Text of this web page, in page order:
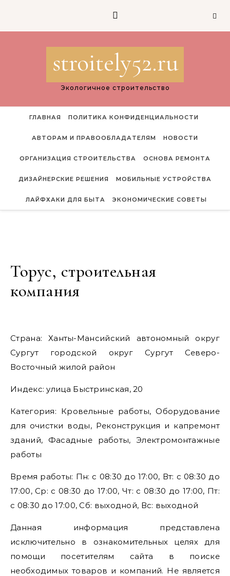
stroitely52.ru
Экологичное строительство
ГЛАВНАЯ ПОЛИТИКА КОНФИДЕНЦИАЛЬНОСТИ
АВТОРАМ И ПРАВООБЛАДАТЕЛЯМ НОВОСТИ
ОРГАНИЗАЦИЯ СТРОИТЕЛЬСТВА ОСНОВА РЕМОНТА
ДИЗАЙНЕРСКИЕ РЕШЕНИЯ МОБИЛЬНЫЕ УСТРОЙСТВА
ЛАЙФХАКИ ДЛЯ БЫТА ЭКОНОМИЧЕСКИЕ СОВЕТЫ
Торус, строительная
компания
Страна: Ханты-Мансийский автономный округ
Сургут городской округ Сургут Северо-
Восточный жилой район
Индекс: улица Быстринская, 20
Категория: Кровельные работы, Оборудование
для очистки воды, Реконструкция и капремонт
зданий, Фасадные работы, Электромонтажные
работы
Время работы: Пн: с 08:30 до 17:00, Вт: с 08:30 до
17:00, Ср: с 08:30 до 17:00, Чт: с 08:30 до 17:00, Пт:
с 08:30 до 17:00, Сб: выходной, Вс: выходной
Данная информация представлена
исключительно в ознакомительных целях для
помощи посетителям сайта в поиске
необходимых товаров и компаний. Не является